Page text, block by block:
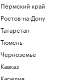
Пермский край
Ростов-на-Дону
Татарстан
Тюмень
Черноземье
Кавказ
Карелия